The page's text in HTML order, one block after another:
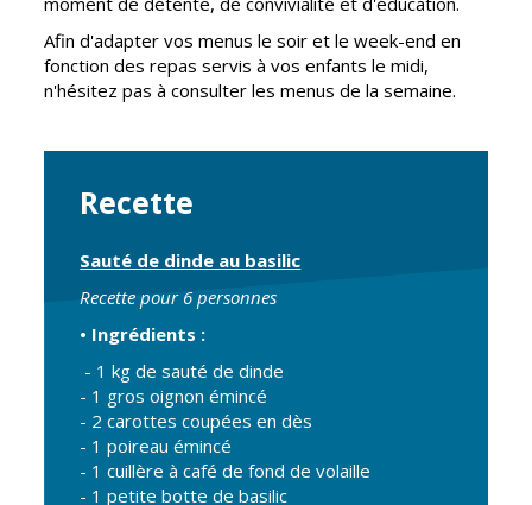
Cadre de vie
Propreté et
Espaces verts
Réglementation
Transports
Tranquillité
publique
Renouvellement
urbain
Vie citoyenne
citoyenneté
Afin d'adapter vos menus le soir et le week-end en
fonction des repas servis à vos enfants le midi,
n'hésitez pas à consulter les menus de la semaine.
Recette
Sauté de dinde au basilic
Recette pour 6 personnes
• Ingrédients :
- 1 kg de sauté de dinde
- 1 gros oignon émincé
- 2 carottes coupées en dès
- 1 poireau émincé
- 1 cuillère à café de fond de volaille
- 1 petite botte de basilic